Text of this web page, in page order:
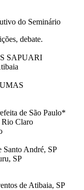
do Seminário
debate.
SAPUARI
de São Paulo*
Rio Claro
Santo André, SP
SP
de Atibaia, SP